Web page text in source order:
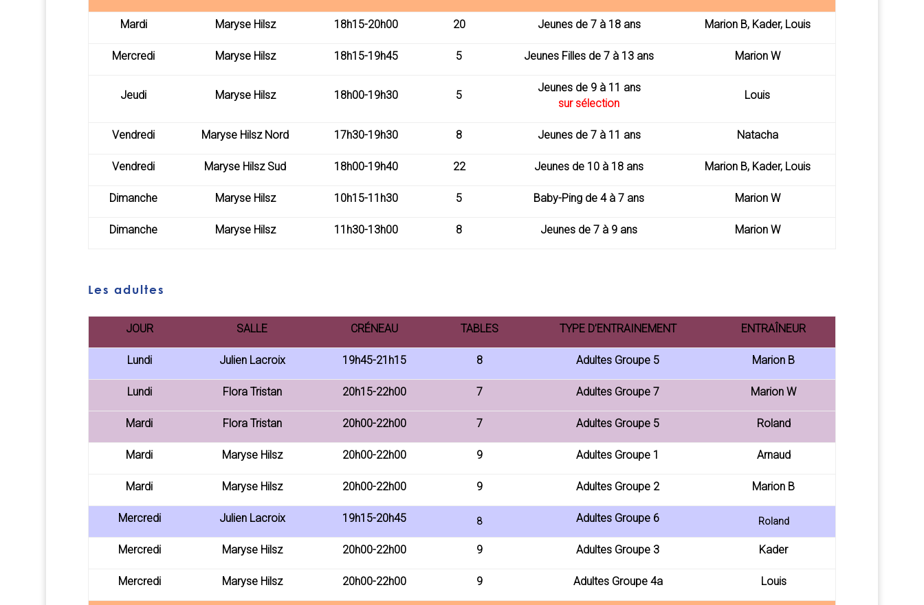
Mardi Maryse Hilsz 18h15-20h00 20 Jeunes de 7 à 18 ans Marion B, Kader, Louis
Mercredi Maryse Hilsz 18h15-19h45 5 Jeunes Filles de 7 à 13 ans Marion W
Jeudi Maryse Hilsz 18h00-19h30 5
Jeunes de 9 à 11 ans
sur sélection
Louis
Vendredi Maryse Hilsz Nord 17h30-19h30 8 Jeunes de 7 à 11 ans Natacha
Vendredi Maryse Hilsz Sud 18h00-19h40 22 Jeunes de 10 à 18 ans Marion B, Kader, Louis
Dimanche Maryse Hilsz 10h15-11h30 5 Baby-Ping de 4 à 7 ans Marion W
Dimanche Maryse Hilsz 11h30-13h00 8 Jeunes de 7 à 9 ans Marion W
Les adultes
JOUR SALLE CRÉNEAU TABLES TYPE D’ENTRAINEMENT ENTRAÎNEUR
Lundi Julien Lacroix 19h45-21h15 8 Adultes Groupe 5 Marion B
Lundi Flora Tristan 20h15-22h00 7 Adultes Groupe 7 Marion W
Mardi Flora Tristan 20h00-22h00 7 Adultes Groupe 5 Roland
Mardi Maryse Hilsz 20h00-22h00 9 Adultes Groupe 1 Arnaud
Mardi Maryse Hilsz 20h00-22h00 9 Adultes Groupe 2 Marion B
Mercredi Julien Lacroix 19h15-20h45 8 Adultes Groupe 6 Roland
Mercredi Maryse Hilsz 20h00-22h00 9 Adultes Groupe 3 Kader
Mercredi Maryse Hilsz 20h00-22h00 9 Adultes Groupe 4a Louis